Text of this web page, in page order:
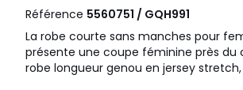
Référence 5560751 / GQH991
La robe courte sans manches pour
présente une coupe féminine près du
robe longueur genou en jersey